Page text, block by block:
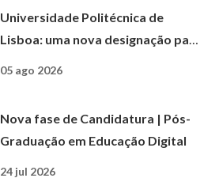
Universidade Politécnica de
Lisboa: uma nova designação para
05 ago 2026
Nova fase de Candidatura | Pós-
Graduação em Educação Digital
24 jul 2026